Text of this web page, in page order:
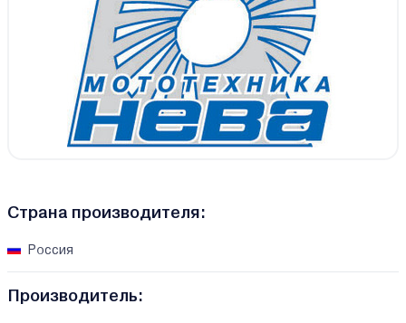
Страна производителя:
Россия
Производитель: